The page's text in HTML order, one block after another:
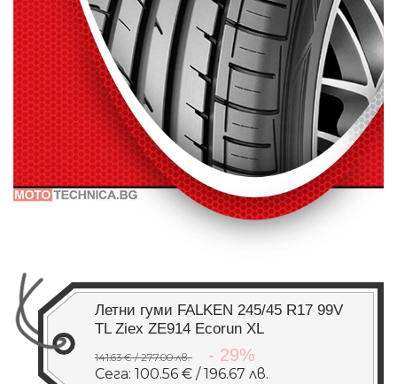
Летни гуми FALKEN 245/45 R17 99V
TL Ziex ZE914 Ecorun XL
141.63 € / 277.00 лв. - 29%
Сега: 100.56 € / 196.67 лв.